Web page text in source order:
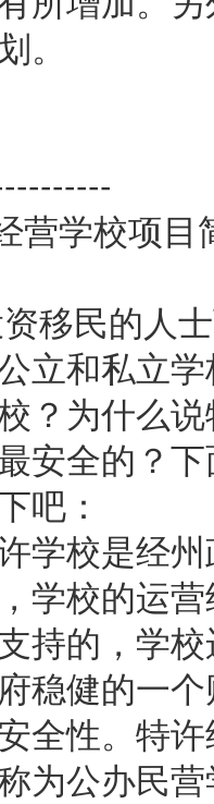
。
营学校项目
移民的人
立和私立
？为什么
安全的？
吧：
学校是经
学校的运
持的，学
稳健的一
全性。特
为公办民